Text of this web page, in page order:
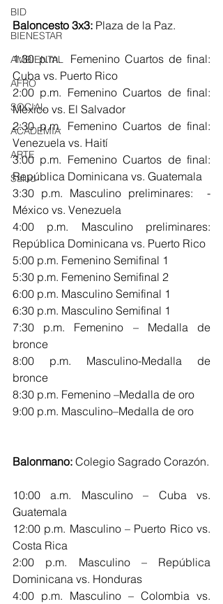
BID
BIENESTAR
AMBIENTAL
AFRO
SOCIAL
ACADEMIA
ARTE
Salud
Baloncesto 3x3: Plaza de la Paz.
1:30 p.m.  Femenino Cuartos de final:
Cuba vs. Puerto Rico
2:00 p.m. Femenino Cuartos de final:
México vs. El Salvador
2:30 p.m. Femenino Cuartos de final:
Venezuela vs. Haití
3:00 p.m. Femenino Cuartos de final:
República Dominicana vs. Guatemala
3:30 p.m. Masculino preliminares:  -
México vs. Venezuela
4:00 p.m. Masculino preliminares:
República Dominicana vs. Puerto Rico
5:00 p.m. Femenino Semifinal 1
5:30 p.m. Femenino Semifinal 2
6:00 p.m. Masculino Semifinal 1
6:30 p.m. Masculino Semifinal 1
7:30 p.m. Femenino – Medalla de
bronce
8:00 p.m. Masculino-Medalla de
bronce
8:30 p.m. Femenino –Medalla de oro
9:00 p.m. Masculino–Medalla de oro
Balonmano:
10:00 a.m. Masculino – Cuba vs.
Guatemala
12:00 p.m. Masculino – Puerto Rico vs.
Costa Rica
2:00 p.m. Masculino – República
Dominicana vs. Honduras
4:00 p.m. Masculino – Colombia vs.